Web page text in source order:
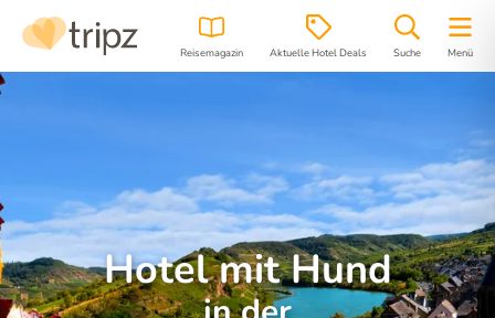
Reisemagazin Aktuelle Hotel Deals Suche Menü
Hotel mit Hund